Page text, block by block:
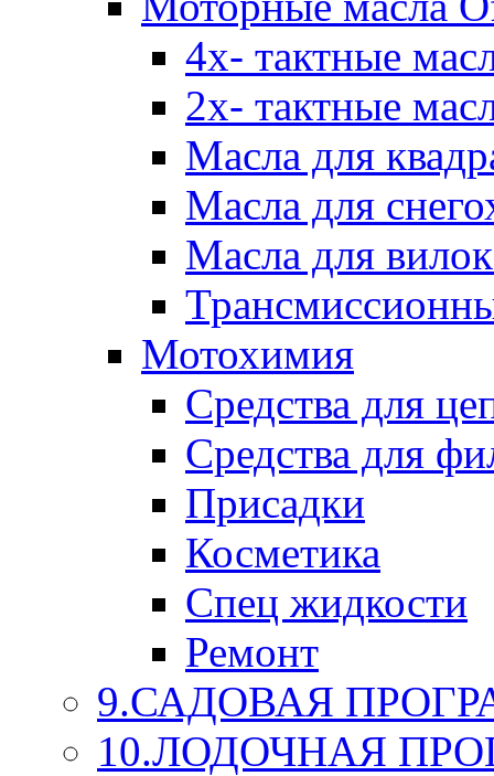
4х- тактные
2х- тактные
Масла для
Масла для
Масла для
Мотохимия
Средства для
Средства для
Присадки
Косметика
Спец жидкости
Ремонт
9.САДОВАЯ
10.ЛОДОЧНАЯ